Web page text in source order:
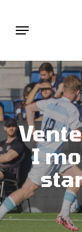
content
Menu
I